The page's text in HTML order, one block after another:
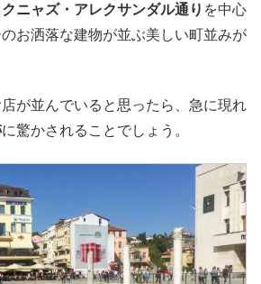
クニャズ・アレクサンダル通り を中心
お洒落な建物が並ぶ美しい町並みが
が並んでいると思ったら、急に現れ
に驚かされることでしょう。